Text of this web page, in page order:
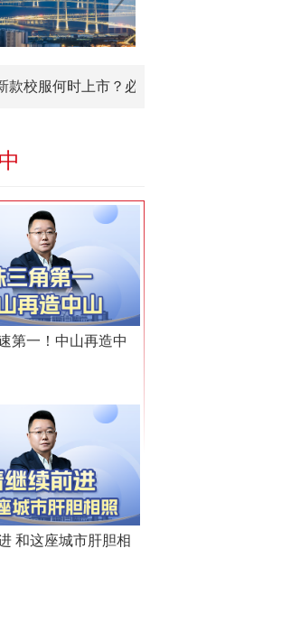
服何时上市？必须穿校服吗……权威回复来了
第一！中山再造中
和这座城市肝胆相